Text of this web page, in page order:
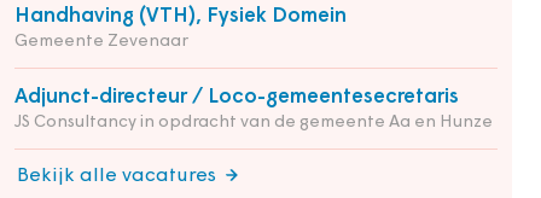
Handhaving (VTH), Fysiek Domein
Gemeente Zevenaar
Adjunct-directeur / Loco-gemeentesecretaris
JS Consultancy in opdracht van de gemeente Aa en Hunze
Bekijk alle vacatures